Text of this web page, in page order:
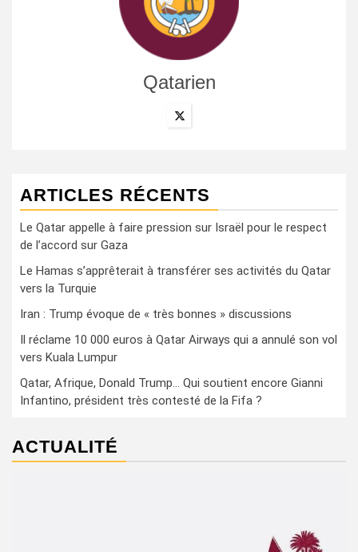
Qatarien
ARTICLES RÉCENTS
Le Qatar appelle à faire pression sur Israël pour le respect
de l’accord sur Gaza
Le Hamas s’apprêterait à transférer ses activités du Qatar
vers la Turquie
Iran : Trump évoque de « très bonnes » discussions
Il réclame 10 000 euros à Qatar Airways qui a annulé son vol
vers Kuala Lumpur
Qatar, Afrique, Donald Trump… Qui soutient encore Gianni
Infantino, président très contesté de la Fifa ?
ACTUALITÉ